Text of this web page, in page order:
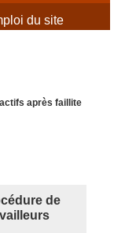
du site
après faillite
de